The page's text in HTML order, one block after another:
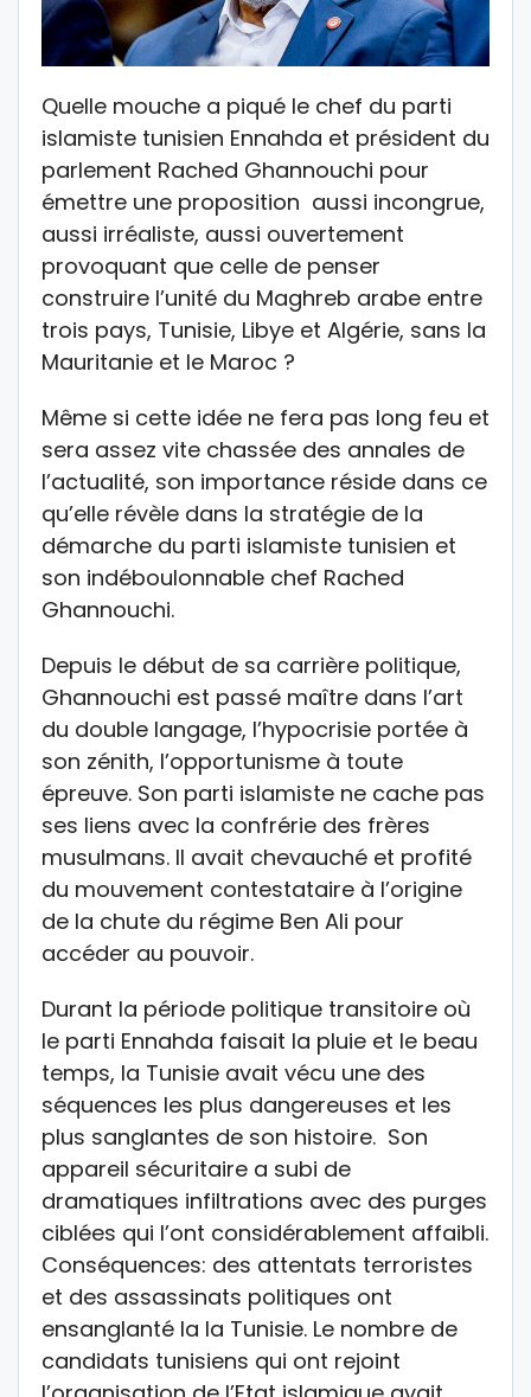
Quelle mouche a piqué le chef du parti
islamiste tunisien Ennahda et président du
parlement Rached Ghannouchi pour
émettre une proposition aussi incongrue,
aussi irréaliste, aussi ouvertement
provoquant que celle de penser
construire l’unité du Maghreb arabe entre
trois pays, Tunisie, Libye et Algérie, sans la
Mauritanie et le Maroc ?
Même si cette idée ne fera pas long feu et
sera assez vite chassée des annales de
l’actualité, son importance réside dans ce
qu’elle révèle dans la stratégie de la
démarche du parti islamiste tunisien et
son indéboulonnable chef Rached
Ghannouchi.
Depuis le début de sa carrière politique,
Ghannouchi est passé maître dans l’art
du double langage, l’hypocrisie portée à
son zénith, l’opportunisme à toute
épreuve. Son parti islamiste ne cache pas
ses liens avec la confrérie des frères
musulmans. Il avait chevauché et profité
du mouvement contestataire à l’origine
de la chute du régime Ben Ali pour
accéder au pouvoir.
Durant la période politique transitoire où
le parti Ennahda faisait la pluie et le beau
temps, la Tunisie avait vécu une des
séquences les plus dangereuses et les
plus sanglantes de son histoire. Son
appareil sécuritaire a subi de
dramatiques infiltrations avec des purges
ciblées qui l’ont considérablement affaibli.
Conséquences: des attentats terroristes
et des assassinats politiques ont
ensanglanté la la Tunisie. Le nombre de
candidats tunisiens qui ont rejoint